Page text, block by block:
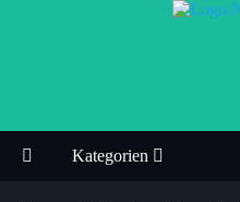
Kategorien